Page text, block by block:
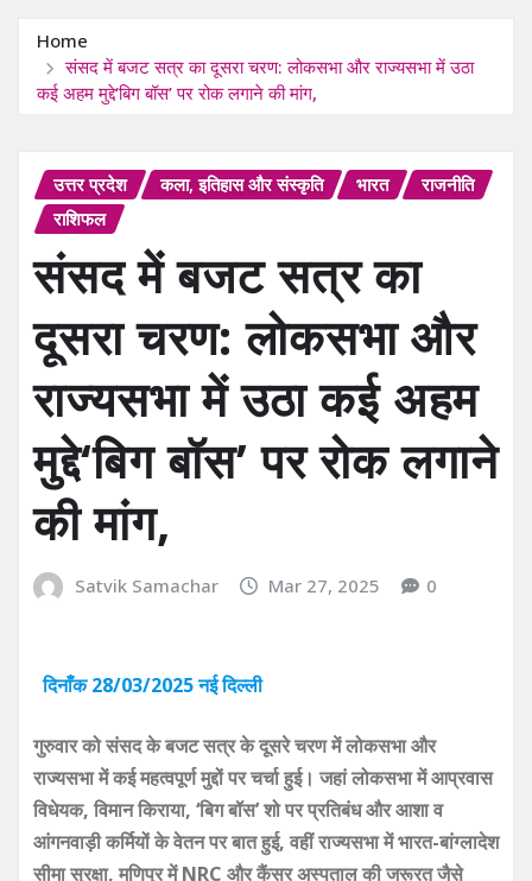
Home
संसद में बजट सत्र का दूसरा चरण: लोकसभा और राज्यसभा में उठा
कई अहम मुद्दे‘बिग बॉस’ पर रोक लगाने की मांग,
उत्तर प्रदेश कला, इतिहास और संस्कृति भारत
राजनीति
राशिफल
संसद में बजट सत्र का
दूसरा चरण: लोकसभा और
राज्यसभा में उठा कई अहम
मुद्दे‘बिग बॉस’ पर रोक लगाने
की मांग,
Satvik Samachar Mar 27, 2025 0
दिनाँक 28/03/2025 नई दिल्ली
गुरुवार को संसद के बजट सत्र के दूसरे चरण में लोकसभा और
राज्यसभा में कई महत्वपूर्ण मुद्दों पर चर्चा हुई। जहां लोकसभा में आप्रवास
विधेयक, विमान किराया, ‘बिग बॉस’ शो पर प्रतिबंध और आशा व
आंगनवाड़ी कर्मियों के वेतन पर बात हुई, वहीं राज्यसभा में भारत-बांग्लादेश
सीमा सुरक्षा, मणिपुर में NRC और कैंसर अस्पताल की जरूरत जैसे